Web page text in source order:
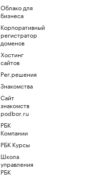
Облако для
бизнеса
Корпоративный
регистратор
доменов
Хостинг
сайтов
Рег.решения
Знакомства
Сайт
знакомств
podbor.ru
РБК
Компании
РБК Курсы
Школа
управления
РБК